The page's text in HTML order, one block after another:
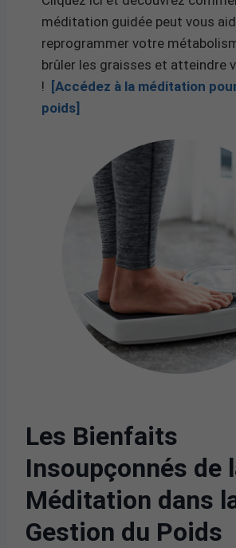
méditation guidée peut vous
reprogrammer votre
brûler les graisses et atteindre
! [Accédez à la méditation
poids]
Les Bienfaits
Insoupçonnés de
Méditation dans
Gestion du Poids